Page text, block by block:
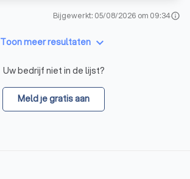
Bijgewerkt: 05/08/2026 om 09:34info
Toon meer resultaten keyboard_arrow_down
Uw bedrijf niet in de lijst?
Meld je gratis aan